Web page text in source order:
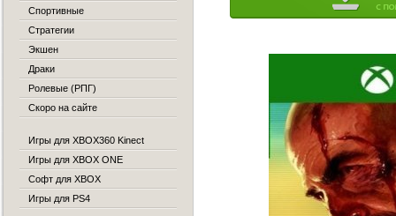
Спортивные
Стратегии
Экшен
Драки
Ролевые (РПГ)
Скоро на сайте
Игры для XBOX360 Kinect
Игры для XBOX ONE
Софт для XBOX
Игры для PS4